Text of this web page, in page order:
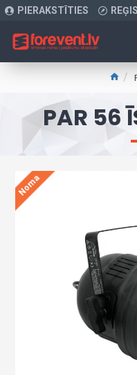
PIERAKSTĪTIES
PAR 56
Noma